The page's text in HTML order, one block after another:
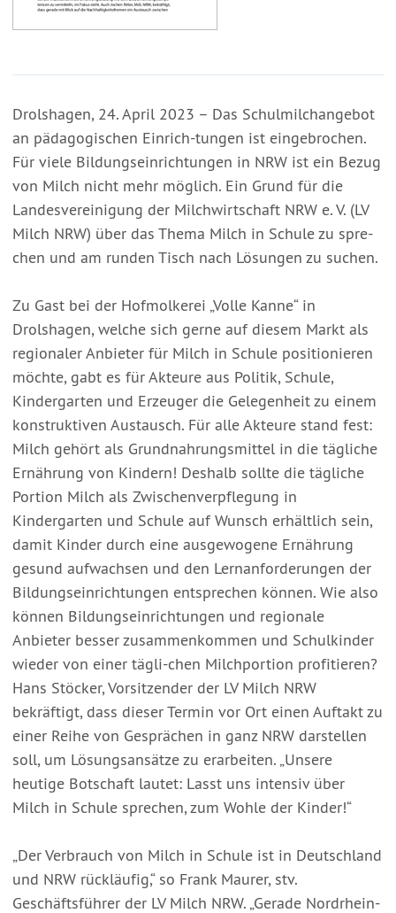
Drolshagen, 24. April 2023 – Das Schulmilchangebot
an pädagogischen Einrich-tungen ist eingebrochen.
Für viele Bildungseinrichtungen in NRW ist ein Bezug
von Milch nicht mehr möglich. Ein Grund für die
Landesvereinigung der Milchwirtschaft NRW e. V. (LV
Milch NRW) über das Thema Milch in Schule zu spre-
chen und am runden Tisch nach Lösungen zu suchen.
Zu Gast bei der Hofmolkerei „Volle Kanne“ in
Drolshagen, welche sich gerne auf diesem Markt als
regionaler Anbieter für Milch in Schule positionieren
möchte, gabt es für Akteure aus Politik, Schule,
Kindergarten und Erzeuger die Gelegenheit zu einem
konstruktiven Austausch. Für alle Akteure stand fest:
Milch gehört als Grundnahrungsmittel in die tägliche
Ernährung von Kindern! Deshalb sollte die tägliche
Portion Milch als Zwischenverpflegung in
Kindergarten und Schule auf Wunsch erhältlich sein,
damit Kinder durch eine ausgewogene Ernährung
gesund aufwachsen und den Lernanforderungen der
Bildungseinrichtungen entsprechen können. Wie also
können Bildungseinrichtungen und regionale
Anbieter besser zusammenkommen und Schulkinder
wieder von einer tägli-chen Milchportion profitieren?
Hans Stöcker, Vorsitzender der LV Milch NRW
bekräftigt, dass dieser Termin vor Ort einen Auftakt zu
einer Reihe von Gesprächen in ganz NRW darstellen
soll, um Lösungsansätze zu erarbeiten. „Unsere
heutige Botschaft lautet: Lasst uns intensiv über
Milch in Schule sprechen, zum Wohle der Kinder!“
„Der Verbrauch von Milch in Schule ist in Deutschland
und NRW rückläufig,“ so Frank Maurer, stv.
Geschäftsführer der LV Milch NRW. „Gerade Nordrhein-